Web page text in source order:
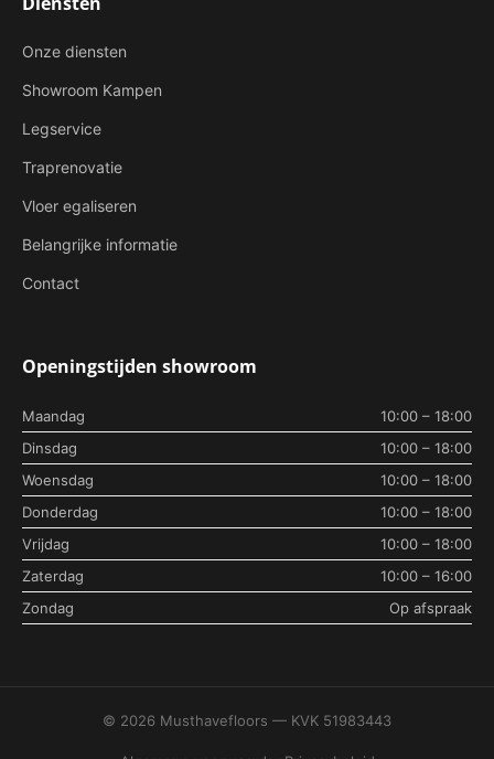
Onze diensten
Showroom Kampen
Legservice
Traprenovatie
Vloer egaliseren
Belangrijke informatie
Contact
Openingstijden showroom
Maandag
10:00 – 18:00
Dinsdag
10:00 – 18:00
Woensdag
10:00 – 18:00
Donderdag
10:00 – 18:00
Vrijdag
10:00 – 18:00
Zaterdag
10:00 – 16:00
Zondag
Op afspraak
© 2026 Musthavefloors — KVK 51983443